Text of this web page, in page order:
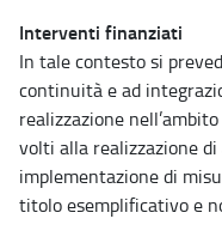
Interventi finanziati
In tale contesto si
continuità e ad
realizzazione
volti alla realizzazione
implementazione di
titolo esemplificativo e